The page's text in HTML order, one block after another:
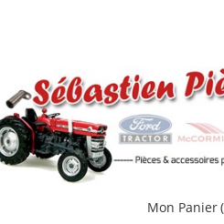
Mon Panier